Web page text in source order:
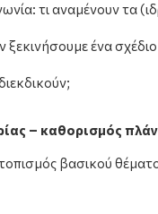
τι αναμένουν τα
ξεκινήσουμε ένα
– καθορισμός
βασικού